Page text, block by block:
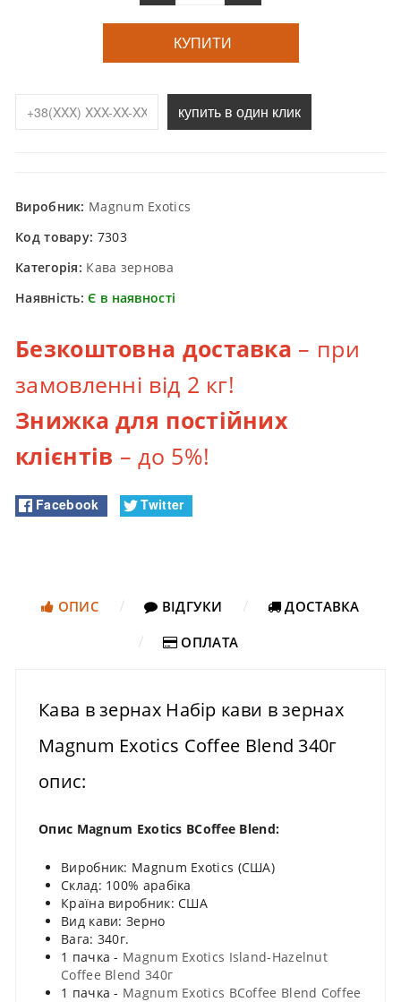
КУПИТИ
купить в один клик
Виробник: Magnum Exotics
Код товару: 7303
Категорія: Кава зернова
Наявність:Є в наявності
Безкоштовна доставка – при
замовленні від 2 кг!
Знижка для постійних
клієнтів – до 5%!
Facebook Twitter
ОПИС ВІДГУКИ
ДОСТАВКА
ОПЛАТА
Кава в зернах Набір кави в зернах
Magnum Exotics Coffee Blend 340г
опис:
Опис Magnum Exotics BCoffee Blend:
Виробник: Magnum Exotics (США)
Склад: 100% арабіка
Країна виробник: США
Вид кави: Зерно
Вага: 340г.
1 пачка - Magnum Exotics Island-Hazelnut
Coffee Blend 340г
1 пачка - Magnum Exotics BCoffee Blend Coffee